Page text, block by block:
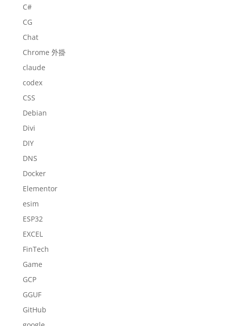
C#
CG
Chat
Chrome 外掛
claude
codex
CSS
Debian
Divi
DIY
DNS
Docker
Elementor
esim
ESP32
EXCEL
FinTech
Game
GCP
GGUF
GitHub